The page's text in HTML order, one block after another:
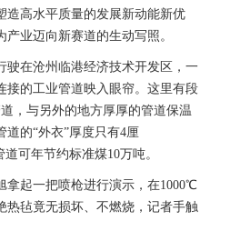
造高水平质量的发展新动能新优
业迈向新赛道的生动写照。
在沧州临港经济技术开发区，一
接的工业管道映入眼帘。这里有段
，与另外的地方厚厚的管道保温
的“外衣”厚度只有4厘
可年节约标准煤10万吨。
起一把喷枪进行演示，在1000℃
热毡竟无损坏、不燃烧，记者手触